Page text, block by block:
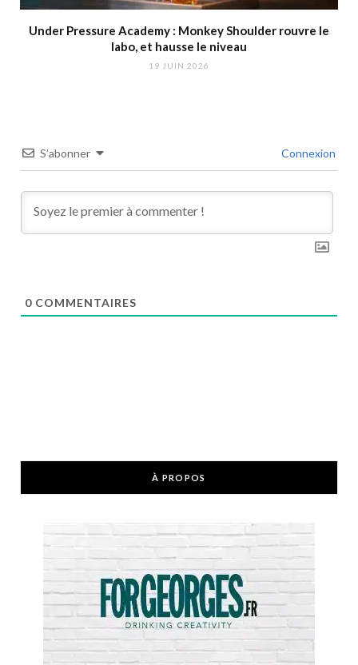
Under Pressure Academy : Monkey Shoulder rouvre le
labo, et hausse le niveau
19 JUIN 2026
S’abonner Connexion
0 COMMENTAIRES
À PROPOS